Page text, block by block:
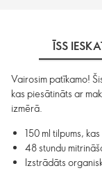
ĪSS
Vairosim patīkamo!
kas piesātināts ar
izmērā.
150 ml tilpums,
48 stundu
Izstrādāts